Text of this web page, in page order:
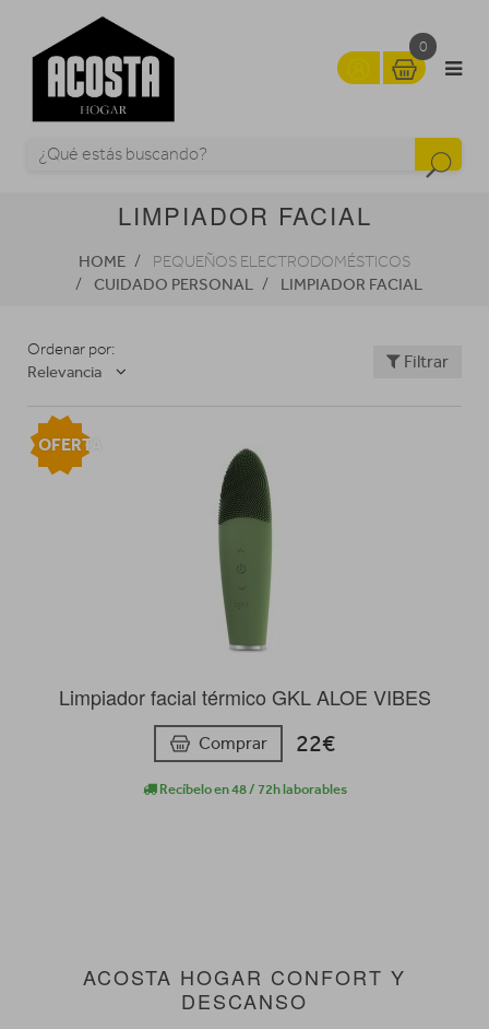
0
LIMPIADOR FACIAL
HOME PEQUEÑOS ELECTRODOMÉSTICOS
CUIDADO PERSONAL LIMPIADOR FACIAL
Ordenar por:
Relevancia
Filtrar
Limpiador facial térmico GKL ALOE VIBES
Comprar 22€
Recíbelo en 48 / 72h laborables
OFERTA
ACOSTA HOGAR CONFORT Y
DESCANSO